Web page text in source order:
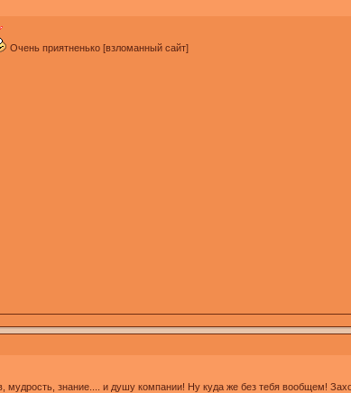
Очень приятненько [взломанный сайт]
знание.... и душу компании! Ну куда же без тебя вообщем!